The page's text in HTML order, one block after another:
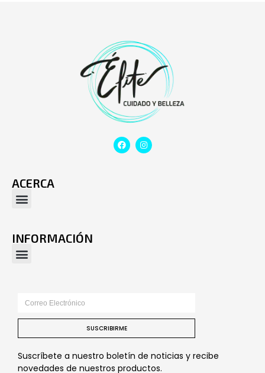
ACERCA
INFORMACIÓN
SUSCRIBIRME
Suscríbete a nuestro boletín de noticias y recibe
novedades de nuestros productos.